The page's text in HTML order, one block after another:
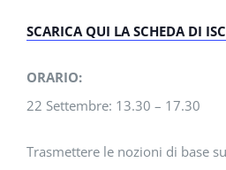
SCARICA QUI LA SCHEDA DI
ORARIO:
22 Settembre: 13.30 – 17.30
Trasmettere le nozioni di base